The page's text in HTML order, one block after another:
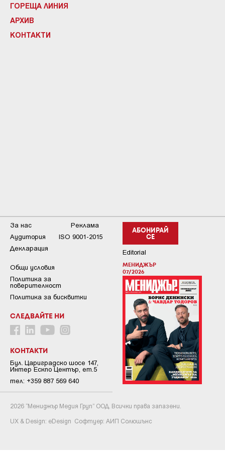
ГОРЕЩА ЛИНИЯ
АРХИВ
КОНТАКТИ
АБОНИРАЙ
СЕ
Editorial
МЕНИДЖЪР
07/2026
За нас
Реклама
Аудитория
ISO 9001-2015
Декларация
Общи условия
Пoлитикa зa
пoвepитeлнocт
Политика за бисквитки
СЛЕДВАЙТЕ НИ
КОНТАКТИ
Бул. Цариградско шосе 147,
Интер Ескпо Център, ет.5
тел: +359 887 569 640
2026 “Мениджър Медия Груп” ООД. Всички права запазени.
UX & Design: eDesign Софтуер: АИП Солюшънс